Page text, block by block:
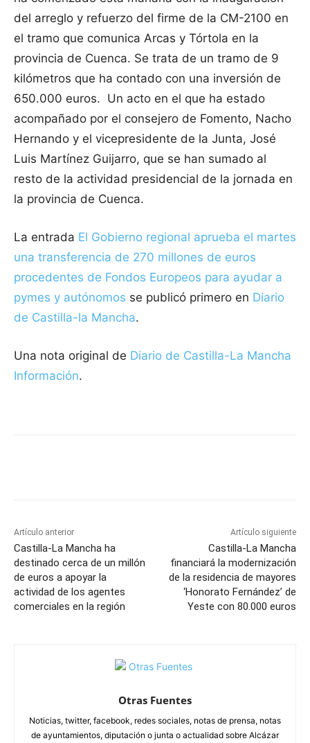
del arreglo y refuerzo del firme de la CM-2100 en
el tramo que comunica Arcas y Tórtola en la
provincia de Cuenca. Se trata de un tramo de 9
kilómetros que ha contado con una inversión de
650.000 euros. Un acto en el que ha estado
acompañado por el consejero de Fomento, Nacho
Hernando y el vicepresidente de la Junta, José
Luis Martínez Guijarro, que se han sumado al
resto de la actividad presidencial de la jornada en
la provincia de Cuenca.
La entrada El Gobierno regional aprueba el martes
una transferencia de 270 millones de euros
procedentes de Fondos Europeos para ayudar a
pymes y autónomos se publicó primero en Diario
de Castilla-la Mancha.
Una nota original de Diario de Castilla-La Mancha
Información.
Artículo anterior
Castilla-La Mancha ha
destinado cerca de un millón
de euros a apoyar la
actividad de los agentes
comerciales en la región
Artículo siguiente
Castilla-La Mancha
financiará la modernización
de la residencia de mayores
‘Honorato Fernández’ de
Yeste con 80.000 euros
Otras Fuentes
Noticias, twitter, facebook, redes sociales, notas de prensa, notas
de ayuntamientos, diputación o junta o actualidad sobre Alcázar